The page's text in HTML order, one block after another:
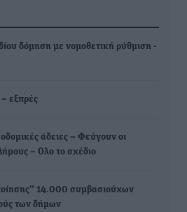
δόμηση με νομοθετική ρύθμιση -
– εξπρές
άδειες – Φεύγουν οι
– Ολο το σχέδιο
14.000 συμβασιούχων
των δήμων